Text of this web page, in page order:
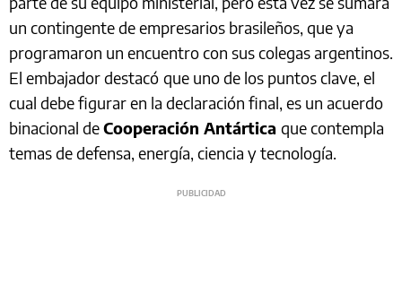
un contingente de empresarios brasileños, que ya
programaron un encuentro con sus colegas argentinos.
El embajador destacó que uno de los puntos clave, el
cual debe figurar en la declaración final, es un acuerdo
binacional deCooperación Antártica que contempla
temas de defensa, energía, ciencia y tecnología.